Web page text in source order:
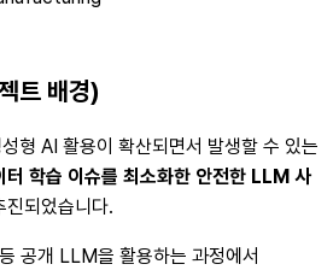
트 배경)
형 AI 활용이 확산되면서 발생할 수 있는
터 학습 이슈를 최소화한 안전한 LLM 사
진되었습니다.
공개 LLM을 활용하는 과정에서